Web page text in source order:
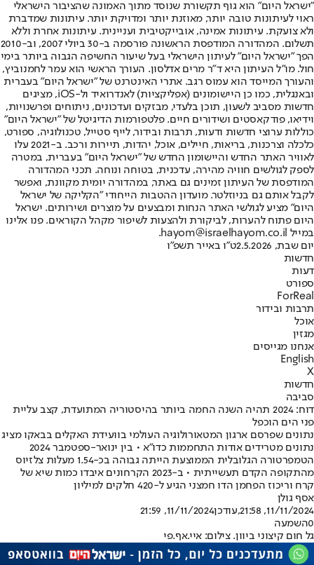
"ישראל היום" הוא גוף תקשורת שנוסד מתוך האמונה שהציבור הישראלי
ראוי לעיתונות טובה יותר, מאוזנת יותר ומדויקת יותר. עיתונות שמדברת
ולא צועקת. עיתונות אמינה, אובייקטיבית ועניינית. עיתונות אחרת וללא
תשלום. המהדורה המודפסת הראשונה פורסמה ב-30 ביולי 2007, וב-2010
הפך "ישראל היום" לעיתון הישראלי בעל שיעור החשיפה הגבוה ביותר בימי
חול. מו"ל העיתון היא ד"ר מרים אדלסון. העורך הראשי הוא עמר לחמנוביץ,
והעורך המייסד הוא עמוס רגב. אתרי האינטרנט של "ישראל היום" בעברית
ובאנגלית, כמו כן היישומונים (אפליקציות) לאנדרואיד ול-iOS, מציגים
חדשות מסביב לשעון, תוכן בלעדי, מבזקים ועדכונים, ניתוחים ופרשנויות,
וידיאו, פודקאסטים ושידורים חיים. פלטפורמות הדיגיטל של "ישראל היום"
כוללות ערוצי חדשות ודעות, תרבות ובידור, לייף סטייל, טכנולוגיה, ספורט,
כלכלה וצרכנות, בריאות, חיילים, אוכל, יהדות, תיירות ורכב. ב-2021 עלו
לאוויר האתר החדש והיישומון החדש של "ישראל היום" בעברית, במטרה
לספק לגולשים חוויה מהירה, עדכנית, בטוחה ונוחה. תכני המהדורה
המודפסת של העיתון זמינים גם באתר, במהדורה יומית מקוונת, ואפשר
לקבל אותם גם בניוזלטר. מועדון ההטבות הייחודי "הקליקה של ישראל
היום" מציע לגולשי האתר הנחות ומבצעים על מוצרים ושירותים. ישראל
היום פתוח להערות, לביקורת ולהצעות לשיפור מקהל הקוראים. פנו אלינו
במייל hayom@israelhayom.co.il.
יום שבת, 2.5.2026
ט"ו באייר תשפ"ו
חדשות
דעות
ספורט
ForReal
תרבות ובידור
אוכל
מגזין
אנחנו מגייסים
English
X
חדשות
סביבה
דוח: 2024 תהיה השנה החמה ביותר בהיסטוריה המתועדת, קצב עליית
פני הים הוכפל
נתונים שפרסם ארגון המטאורולוגיה העולמי בוועידת האקלים בבאקו מציג
נתונים מטרידים אודות התחממות כדו"א • בין ינואר-ספטמבר 2024
הטמפרטורה הגלובלית הממוצעת הייתה גבוהה בכ-1.54 מעלות צלזיוס
מהתקופה הקדם תעשייתית • ב-2023 הקרחונים איבדו כמות שיא של
קרח וריכוז הפחמן הדו חמצני הגיע ל-420 חלקים למיליון
אסף גולן
11/11/2024, 21:58
,עודכן11/11/2024, 21:59
0השמעה
גל חום קיצוני ביוון. צילום: איי.אף.פי